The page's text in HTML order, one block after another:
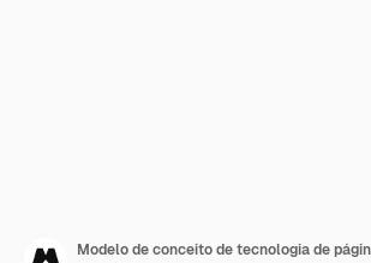
Modelo de conceito de tecnologia de